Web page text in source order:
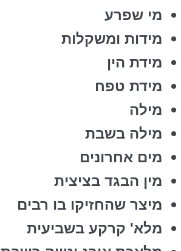
מי שפרע
מידות ומשקלות
מידת הין
מידת טפח
מילה
מילה בשבת
מים אחרונים
מין הבגד בציצית
מיצר שהחזיקו בו רבים
מלא' קרקע בשביעית